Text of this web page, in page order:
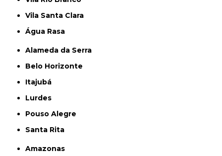
Vila Santa Clara
Água Rasa
Alameda da Serra
Belo Horizonte
Itajubá
Lurdes
Pouso Alegre
Santa Rita
Amazonas